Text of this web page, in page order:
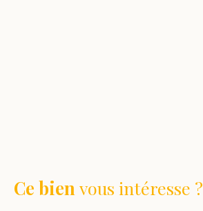
Ce bien vous intéresse ?